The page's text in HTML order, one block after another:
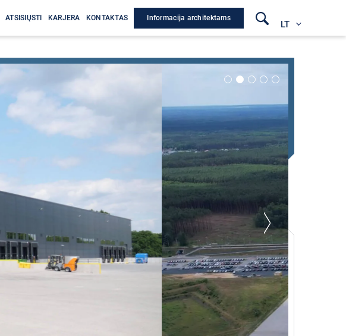
ATSISIŲSTI KARJERA KONTAKTAS Informacija architektams
LT